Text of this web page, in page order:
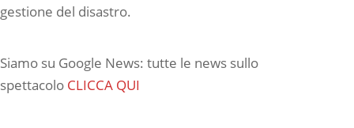
gestione del disastro.
Siamo su Google News: tutte le news sullo
spettacolo CLICCA QUI